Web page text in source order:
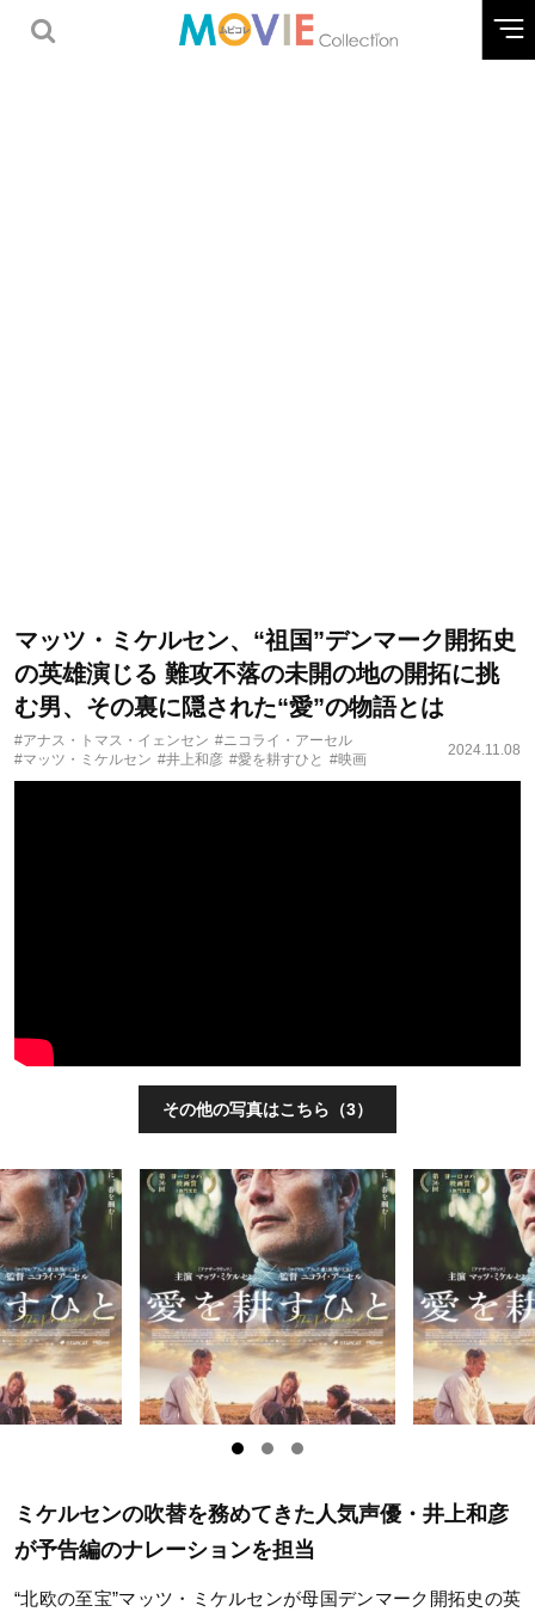
マッツ・ミケルセン、“祖国”デンマーク開拓史
の英雄演じる 難攻不落の未開の地の開拓に挑
む男、その裏に隠された“愛”の物語とは
#アナス・トマス・イェンセン #ニコライ・アーセル
#マッツ・ミケルセン #井上和彦 #愛を耕すひと #映画
2024.11.08
その他の写真はこちら（3）
ミケルセンの吹替を務めてきた人気声優・井上和彦
が予告編のナレーションを担当
“北欧の至宝”マッツ・ミケルセンが母国デンマーク開拓史の英